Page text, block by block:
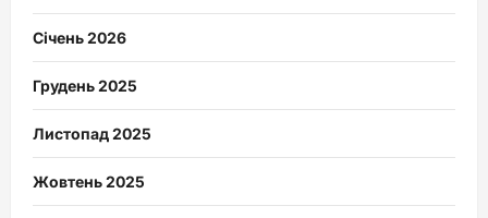
Січень 2026
Грудень 2025
Листопад 2025
Жовтень 2025